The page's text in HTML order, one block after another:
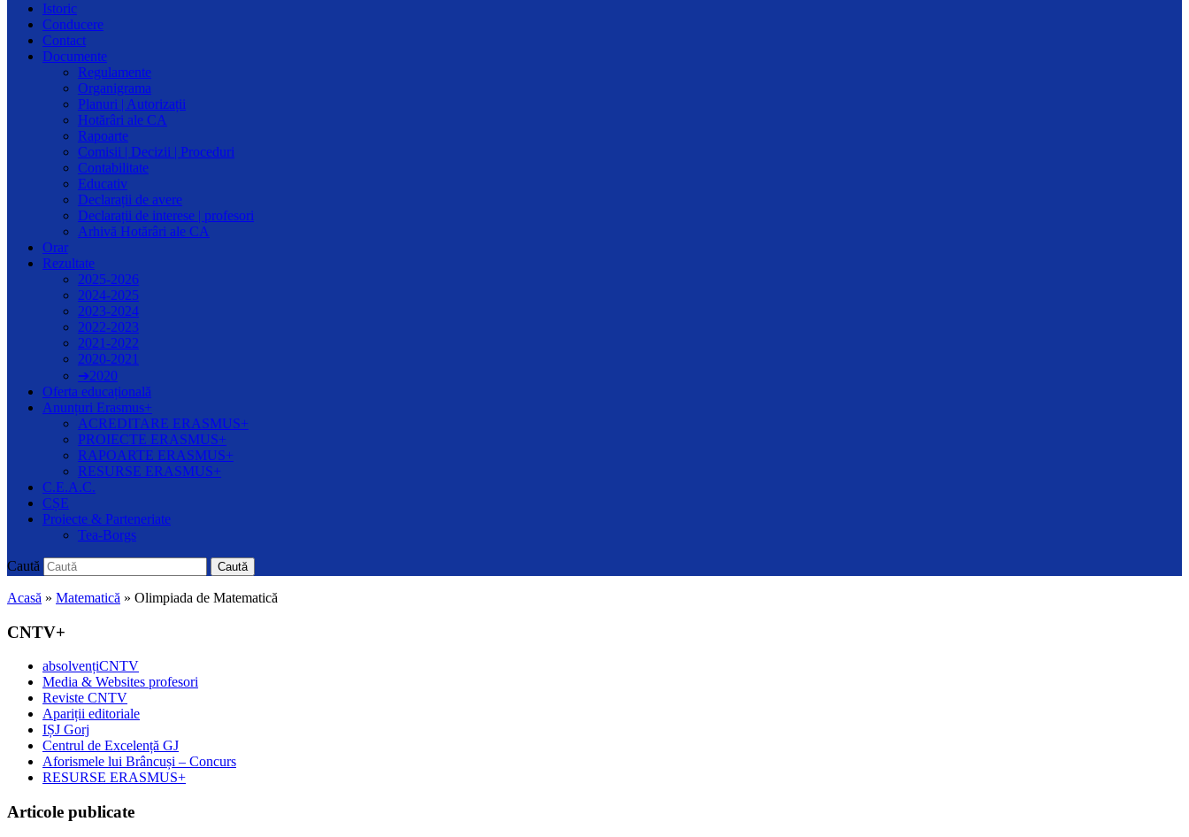
Istoric
Conducere
Contact
Documente
Regulamente
Organigrama
Planuri | Autorizații
Hotărâri ale CA
Rapoarte
Comisii | Decizii | Proceduri
Contabilitate
Educativ
Declarații de avere
Declarații de interese | profesori
Arhivă Hotărâri ale CA
Orar
Rezultate
2025-2026
2024-2025
2023-2024
2022-2023
2021-2022
2020-2021
➔2020
Oferta educațională
Anunțuri Erasmus+
ACREDITARE ERASMUS+
PROIECTE ERASMUS+
RAPOARTE ERASMUS+
RESURSE ERASMUS+
C.E.A.C.
CȘE
Proiecte & Parteneriate
Tea-Borgs
Caută Caută
Acasă » Matematică » Olimpiada de Matematică
CNTV+
absolvențiCNTV
Media & Websites profesori
Reviste CNTV
Apariții editoriale
IȘJ Gorj
Centrul de Excelență GJ
Aforismele lui Brâncuși – Concurs
RESURSE ERASMUS+
Articole publicate